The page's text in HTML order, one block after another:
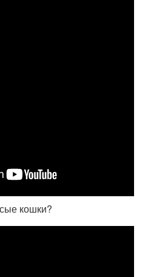
кошки?